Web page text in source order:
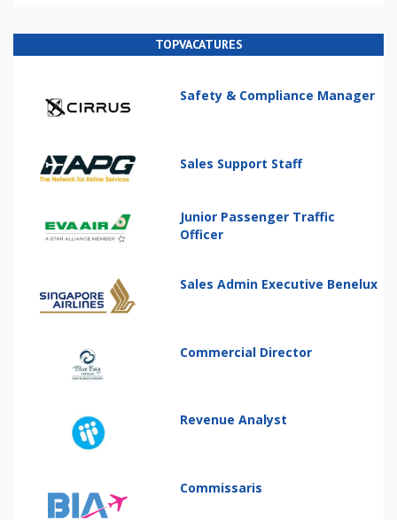
TOPVACATURES
Safety & Compliance Manager
Sales Support Staff
Junior Passenger Traffic
Officer
Sales Admin Executive Benelux
Commercial Director
Revenue Analyst
Commissaris